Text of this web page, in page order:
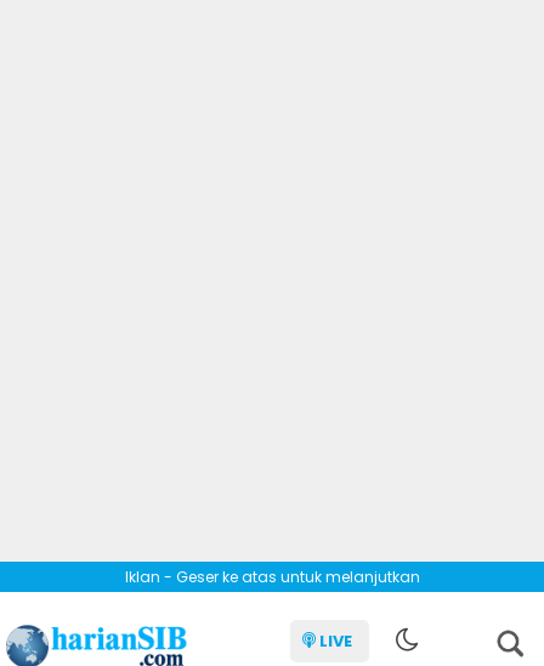
Iklan - Geser ke atas untuk melanjutkan
LIVE